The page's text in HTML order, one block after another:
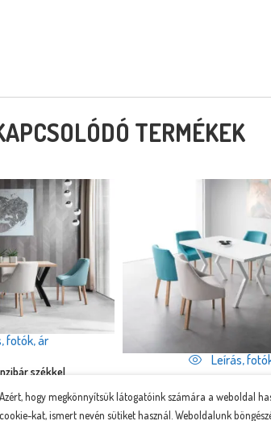
TERMÉKEK
fotók, ár
székkel
db/szék
Leírás,
Osaka
Azért, hogy megkönnyítsük látogatóink számára a weboldal
cookie-kat, ismert nevén sütiket használ. Weboldalunk